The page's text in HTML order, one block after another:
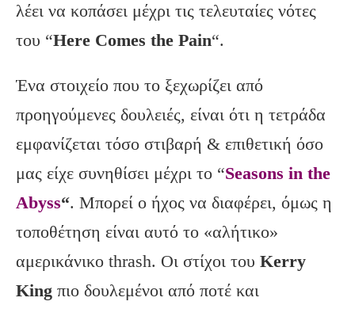
λέει να κοπάσει μέχρι τις τελευταίες νότες
του “Here Comes the Pain“.
Ένα στοιχείο που το ξεχωρίζει από
προηγούμενες δουλειές, είναι ότι η τετράδα
εμφανίζεται τόσο στιβαρή & επιθετική όσο
μας είχε συνηθίσει μέχρι το “Seasons in the
Abyss“. Μπορεί ο ήχος να διαφέρει, όμως η
τοποθέτηση είναι αυτό το «αλήτικο»
αμερικάνικο thrash. Οι στίχοι του Kerry
King πιο δουλεμένοι από ποτέ και